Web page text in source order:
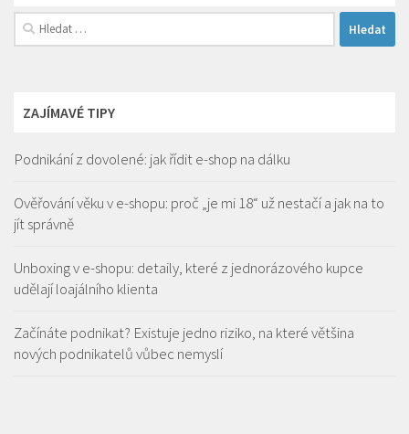
Vyhledávání
ZAJÍMAVÉ TIPY
Podnikání z dovolené: jak řídit e-shop na dálku
Ověřování věku v e-shopu: proč „je mi 18“ už nestačí a jak na to
jít správně
Unboxing v e-shopu: detaily, které z jednorázového kupce
udělají loajálního klienta
Začínáte podnikat? Existuje jedno riziko, na které většina
nových podnikatelů vůbec nemyslí